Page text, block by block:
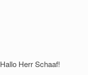
Hallo Herr Schaaf!